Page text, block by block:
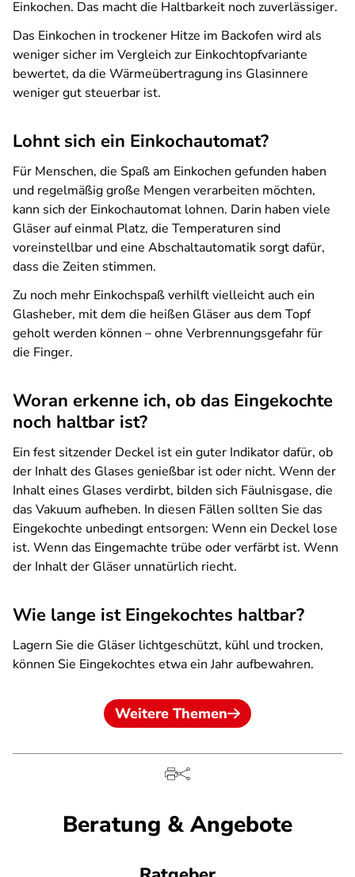
Einkochen. Das macht die Haltbarkeit noch zuverlässiger.
Das Einkochen in trockener Hitze im Backofen wird als
weniger sicher im Vergleich zur Einkochtopfvariante
bewertet, da die Wärmeübertragung ins Glasinnere
weniger gut steuerbar ist.
Lohnt sich ein Einkochautomat?
Für Menschen, die Spaß am Einkochen gefunden haben
und regelmäßig große Mengen verarbeiten möchten,
kann sich der Einkochautomat lohnen. Darin haben viele
Gläser auf einmal Platz, die Temperaturen sind
voreinstellbar und eine Abschaltautomatik sorgt dafür,
dass die Zeiten stimmen.
Zu noch mehr Einkochspaß verhilft vielleicht auch ein
Glasheber, mit dem die heißen Gläser aus dem Topf
geholt werden können – ohne Verbrennungsgefahr für
die Finger.
Woran erkenne ich, ob das Eingekochte
noch haltbar ist?
Ein fest sitzender Deckel ist ein guter Indikator dafür, ob
der Inhalt des Glases genießbar ist oder nicht. Wenn der
Inhalt eines Glases verdirbt, bilden sich Fäulnisgase, die
das Vakuum aufheben. In diesen Fällen sollten Sie das
Eingekochte unbedingt entsorgen: Wenn ein Deckel lose
ist. Wenn das Eingemachte trübe oder verfärbt ist. Wenn
der Inhalt der Gläser unnatürlich riecht.
Wie lange ist Eingekochtes haltbar?
Lagern Sie die Gläser lichtgeschützt, kühl und trocken,
können Sie Eingekochtes etwa ein Jahr aufbewahren.
Weitere Themen
Beratung & Angebote